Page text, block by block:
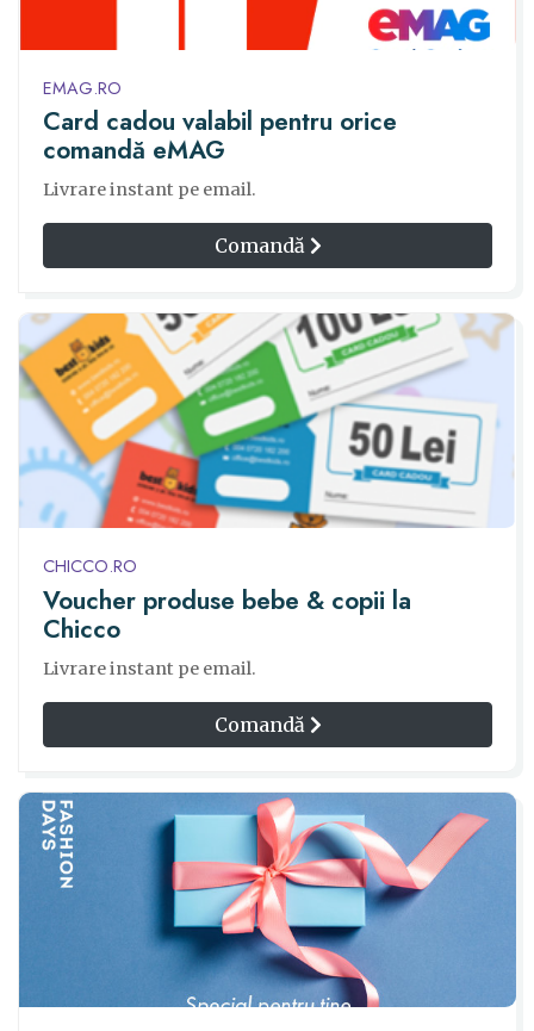
EMAG.RO
Card cadou valabil pentru orice
comandă eMAG
Livrare instant pe email.
Comandă
CHICCO.RO
Voucher produse bebe & copii la
Chicco
Livrare instant pe email.
Comandă